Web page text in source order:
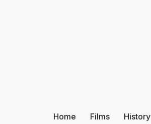
Home Films History